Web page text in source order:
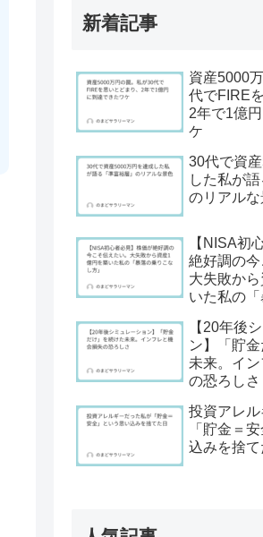
新着記事
資産5000
代でFIRE
2年で1億
ケ
30代で資
した私が語
のリアル
【NISA初
絶好調の今
大失敗か
いた私の
【20年後
ン】「貯
未来。イ
の恐ろしさ
投資アレ
「貯金＝
込みを捨て